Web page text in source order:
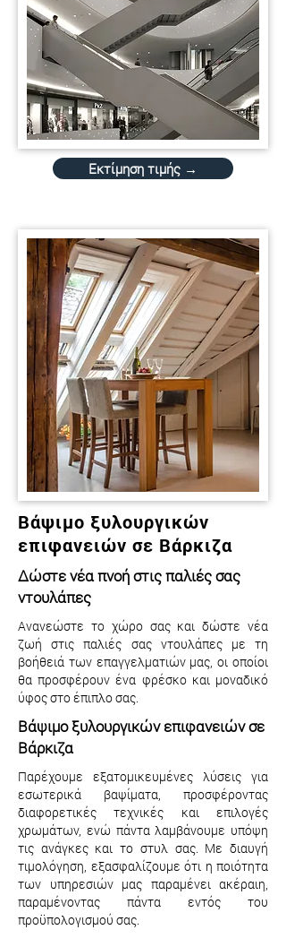
Εκτίμηση τιμής →
Βάψιμο ξυλουργικών
επιφανειών σε Βάρκιζα
Δώστε νέα πνοή στις παλιές σας
ντουλάπες
Ανανεώστε το χώρο σας και δώστε νέα
ζωή στις παλιές σας ντουλάπες με τη
βοήθειά των επαγγελματιών μας, οι οποίοι
θα προσφέρουν ένα φρέσκο και μοναδικό
ύφος στο έπιπλο σας.
Βάψιμο ξυλουργικών επιφανειών σε
Βάρκιζα
Παρέχουμε εξατομικευμένες λύσεις για
εσωτερικά βαψίματα, προσφέροντας
διαφορετικές τεχνικές και επιλογές
χρωμάτων, ενώ πάντα λαμβάνουμε υπόψη
τις ανάγκες και το στυλ σας. Με διαυγή
τιμολόγηση, εξασφαλίζουμε ότι η ποιότητα
των υπηρεσιών μας παραμένει ακέραιη,
παραμένοντας πάντα εντός του
προϋπολογισμού σας.